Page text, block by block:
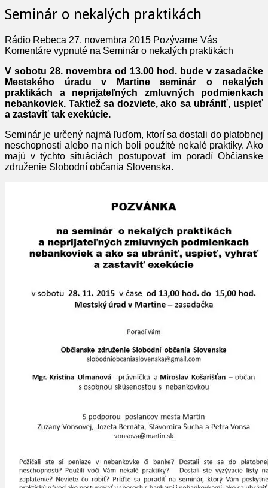
Seminár o nekalých praktikách
Rádio Rebeca 27. novembra 2015 Pozývame Vás
Komentáre vypnuté na Seminár o nekalých praktikách
V sobotu 28. novembra od 13.00 hod. bude v zasadačke
Mestského úradu v Martine seminár o nekalých
praktikách a neprijateľných zmluvných podmienkach
nebankoviek. Taktiež sa dozviete, ako sa ubrániť, uspieť
a zastaviť tak exekúcie.
Seminár je určený najmä ľuďom, ktorí sa dostali do platobnej
neschopnosti alebo na nich boli použité nekalé praktiky. Ako
majú v týchto situáciách postupovať im poradí Občianske
združenie Slobodní občania Slovenska.